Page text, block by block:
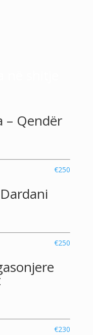
– Qendër
€250
€250
€230